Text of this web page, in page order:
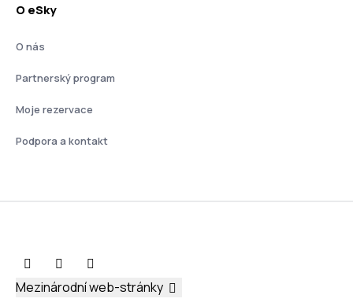
O eSky
O nás
Partnerský program
Moje rezervace
Podpora a kontakt
Mezinárodní web-stránky